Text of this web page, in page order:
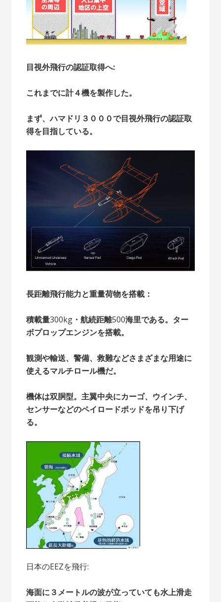
目視外飛行の認証取得へ:
これまでに計４機を製作した。
まず、ハマドリ３０００で目視外飛行の認証取
得を目指している。
長距離飛行能力と重量荷物を搭載：
積載量300kg ・航続距離500海里である。 ター
ボプロップエンジンを搭載。
観測や輸送、警備、救難などさまざまな用途に
使えるマルチロール機だ。
機体は双胴型。主翼中央にカーゴ、ウインチ、
センサーなどのペイロードポッドを吊り下げ
る。
日本のEEZを飛行:
海面に３メートルの波が立っていても水上滑走